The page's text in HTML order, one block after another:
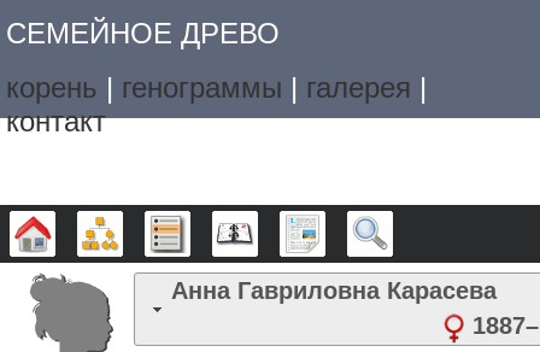
СЕМЕЙНОЕ ДРЕВО
корень | генограммы | галерея |
контакт
Дерево Графики Списки Календарь Отчёты
Анна Гавриловна Карасева
1887–